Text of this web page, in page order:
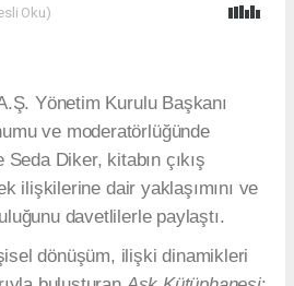
Oku)
Yönetim Kurulu Başkanı
ve moderatörlüğünde
Diker, kitabın çıkış
ilişkilerine dair yaklaşımını ve
davetlilerle paylaştı.
dönüşüm, ilişki dinamikleri